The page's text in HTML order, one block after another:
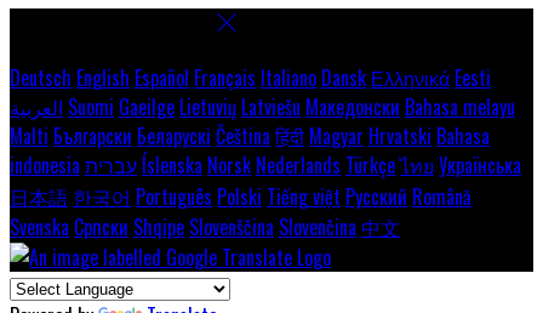
Deutsch English Español Français Italiano Dansk Ελληνικά Eesti
العربية Suomi Gaeilge Lietuvių Latviešu Македонски Bahasa melayu
Malti Български Беларускі Čeština हिंदी Magyar Hrvatski Bahasa
indonesia עברית Íslenska Norsk Nederlands Türkçeไทย Українська
日本語 한국어 Português Polski Tiếng việt Русский Română
Svenska Српски Shqipe Slovenščina Slovenčina 中文